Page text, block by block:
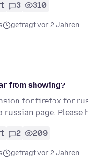
3 310
gefragt vor 2 Jahren
from showing?
for firefox for
russian page. Please
2 209
gefragt vor 2 Jahren